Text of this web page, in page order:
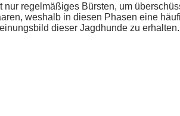
regelmäßiges Bürsten, um
weshalb in diesen Phasen eine
dieser Jagdhunde zu erhalten.